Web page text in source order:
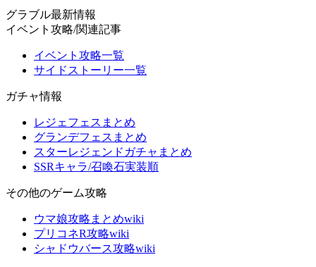
グラブル最新情報
イベント攻略/関連記事
イベント攻略一覧
サイドストーリー一覧
ガチャ情報
レジェフェスまとめ
グランデフェスまとめ
スターレジェンドガチャまとめ
SSRキャラ/召喚石実装順
その他のゲーム攻略
ウマ娘攻略まとめwiki
プリコネR攻略wiki
シャドウバース攻略wiki